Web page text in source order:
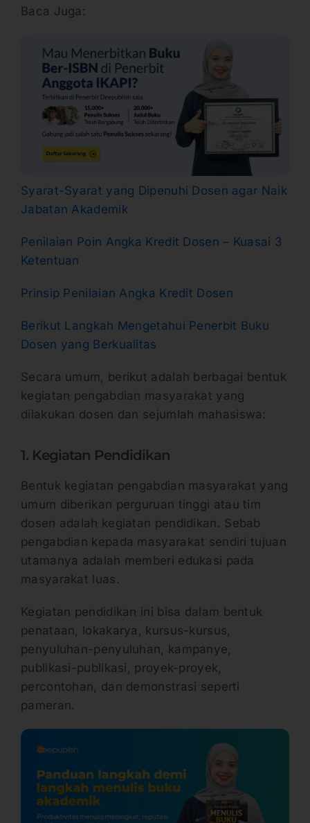
Baca Juga:
Syarat-Syarat yang Dipenuhi Dosen agar Naik
Jabatan Akademik
Penilaian Poin Angka Kredit Dosen – Kuasai 3
Ketentuan
Prinsip Penilaian Angka Kredit Dosen
Berikut Langkah Mengetahui Penerbit Buku
Dosen yang Berkualitas
Secara umum, berikut adalah berbagai bentuk
kegiatan pengabdian masyarakat yang
dilakukan dosen dan sejumlah mahasiswa:
1. Kegiatan Pendidikan
Bentuk kegiatan pengabdian masyarakat yang
umum diberikan perguruan tinggi atau tim
dosen adalah kegiatan pendidikan. Sebab
pengabdian kepada masyarakat sendiri tujuan
utamanya adalah memberi edukasi pada
masyarakat luas.
Kegiatan pendidikan ini bisa dalam bentuk
penataan, lokakarya, kursus-kursus,
penyuluhan-penyuluhan, kampanye,
publikasi-publikasi, proyek-proyek,
percontohan, dan demonstrasi seperti
pameran.